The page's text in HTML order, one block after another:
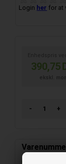
Login her for at
390,75
- +